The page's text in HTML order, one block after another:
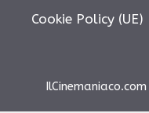
Cookie Policy (UE)